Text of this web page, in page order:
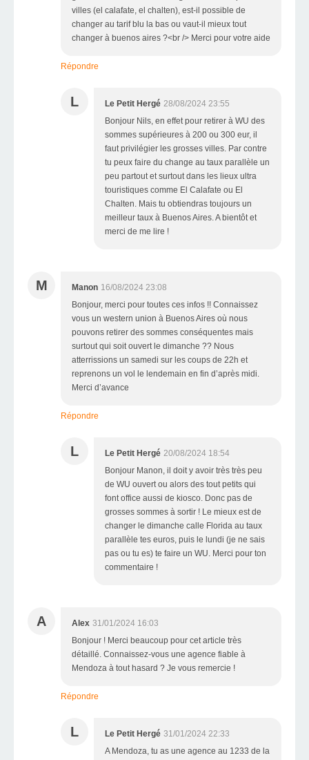
villes (el calafate, el chalten), est-il possible de
changer au tarif blu la bas ou vaut-il mieux tout
changer à buenos aires ?<br /> Merci pour votre aide
Répondre
L Le Petit Hergé 28/08/2024 23:55
Bonjour Nils, en effet pour retirer à WU des
sommes supérieures à 200 ou 300 eur, il
faut privilégier les grosses villes. Par contre
tu peux faire du change au taux parallèle un
peu partout et surtout dans les lieux ultra
touristiques comme El Calafate ou El
Chalten. Mais tu obtiendras toujours un
meilleur taux à Buenos Aires. A bientôt et
merci de me lire !
M Manon 16/08/2024 23:08
Bonjour, merci pour toutes ces infos !! Connaissez
vous un western union à Buenos Aires où nous
pouvons retirer des sommes conséquentes mais
surtout qui soit ouvert le dimanche ?? Nous
atterrissions un samedi sur les coups de 22h et
reprenons un vol le lendemain en fin d’après midi.
Merci d’avance
Répondre
L Le Petit Hergé 20/08/2024 18:54
Bonjour Manon, il doit y avoir très très peu
de WU ouvert ou alors des tout petits qui
font office aussi de kiosco. Donc pas de
grosses sommes à sortir ! Le mieux est de
changer le dimanche calle Florida au taux
parallèle tes euros, puis le lundi (je ne sais
pas ou tu es) te faire un WU. Merci pour ton
commentaire !
A Alex 31/01/2024 16:03
Bonjour ! Merci beaucoup pour cet article très
détaillé. Connaissez-vous une agence fiable à
Mendoza à tout hasard ? Je vous remercie !
Répondre
L Le Petit Hergé 31/01/2024 22:33
A Mendoza, tu as une agence au 1233 de la